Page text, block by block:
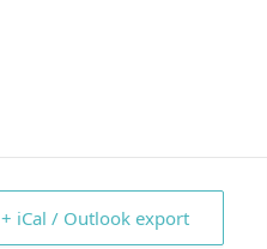
+ iCal / Outlook export